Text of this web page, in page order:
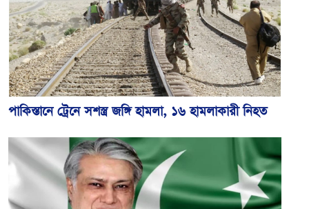
পাকিস্তানে ট্রেনে সশস্ত্র জঙ্গি হামলা, ১৬ হামলাকারী নিহত